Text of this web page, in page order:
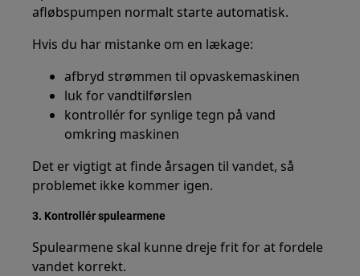
afløbspumpen normalt starte automatisk.
Hvis du har mistanke om en lækage:
afbryd strømmen til opvaskemaskinen
luk for vandtilførslen
kontrollér for synlige tegn på vand
omkring maskinen
Det er vigtigt at finde årsagen til vandet, så
problemet ikke kommer igen.
3. Kontrollér spulearmene
Spulearmene skal kunne dreje frit for at fordele
vandet korrekt.